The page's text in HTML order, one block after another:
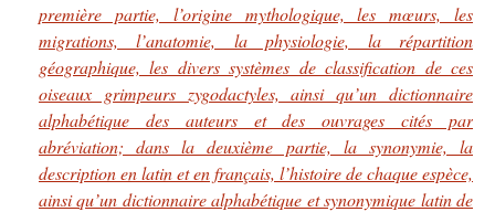
première partie, l’origine mythologique, les mœurs, les
migrations, l’anatomie, la physiologie, la répartition
géographique, les divers systèmes de classification de ces
oiseaux grimpeurs zygodactyles, ainsi qu’un dictionnaire
alphabétique des auteurs et des ouvrages cités par
abréviation; dans la deuxième partie, la synonymie, la
description en latin et en français, l’histoire de chaque espèce,
ainsi qu’un dictionnaire alphabétique et synonymique latin de